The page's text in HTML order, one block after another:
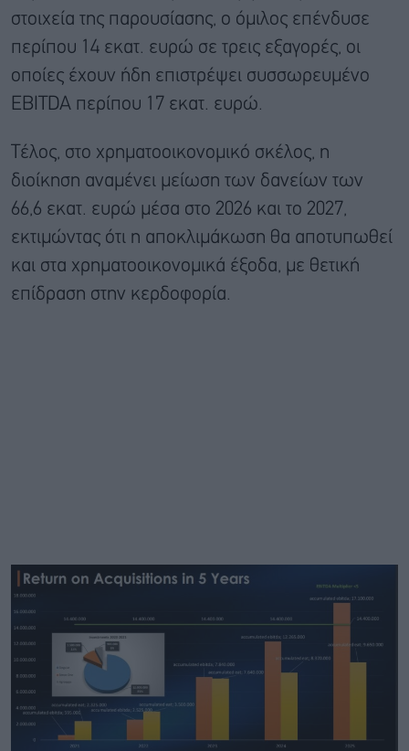
στοιχεία της παρουσίασης, ο όμιλος επένδυσε
περίπου 14 εκατ. ευρώ σε τρεις εξαγορές, οι
οποίες έχουν ήδη επιστρέψει συσσωρευμένο
EBITDA περίπου 17 εκατ. ευρώ.
Τέλος, στο χρηματοοικονομικό σκέλος, η
διοίκηση αναμένει μείωση των δανείων των
66,6 εκατ. ευρώ μέσα στο 2026 και το 2027,
εκτιμώντας ότι η αποκλιμάκωση θα αποτυπωθεί
και στα χρηματοοικονομικά έξοδα, με θετική
επίδραση στην κερδοφορία.